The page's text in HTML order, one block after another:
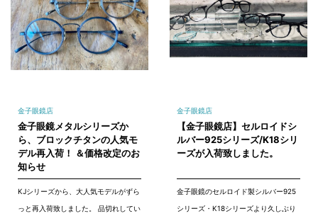
金子眼鏡店
金子眼鏡メタルシリーズか
ら、ブロックチタンの人気モ
デル再入荷！ ＆価格改定のお
知らせ
KJシリーズから、大人気モデルがずら
っと再入荷致しました。 品切れしてい
金子眼鏡店
【金子眼鏡店】セルロイドシ
ルバー925シリーズ/K18シリ
ーズが入荷致しました。
金子眼鏡のセルロイド製シルバー925
シリーズ・K18シリーズより久しぶり